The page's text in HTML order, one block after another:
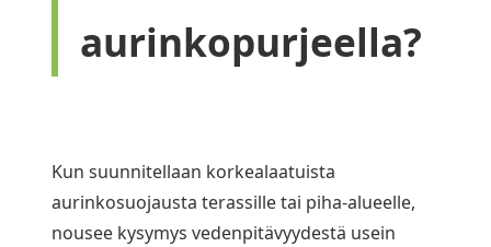
aurinkopurjeella?
Kun suunnitellaan korkealaatuista
aurinkosuojausta terassille tai piha-alueelle,
nousee kysymys vedenpitävyydestä usein